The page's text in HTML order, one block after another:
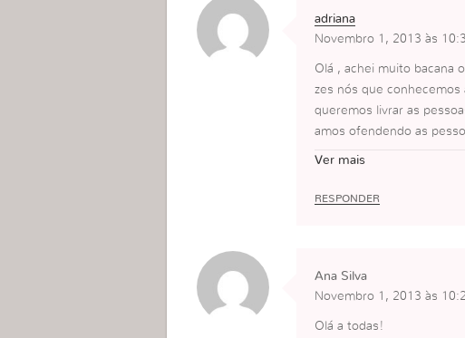
adriana
Novembro 1, 2013 às
Olá , achei muito bacana
zes nós que conhecemos
queremos livrar as
amos ofendendo as
vc quer que eu mude em
me ajudou a mostrar com
Adriana
Ver mais
RESPONDER
Ana Silva
Novembro 1, 2013 às
Olá a todas!